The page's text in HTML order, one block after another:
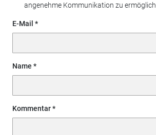
angenehme Kommunikation zu
E-Mail
Name
Kommentar